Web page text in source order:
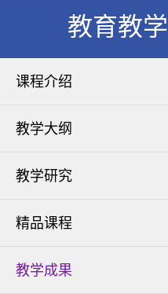
教育教学
课程介绍
教学大纲
教学研究
精品课程
教学成果